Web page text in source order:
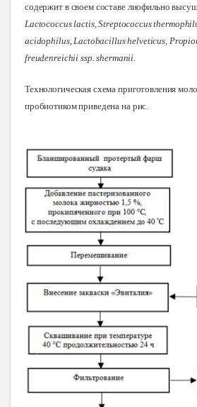
содержит в своем составе лиофильно
Lactococcus lactis,Streptococcus
acidophilus, Lactobacillus helveticus
freudenreichii ssp. shermanii
Технологическая схема приготовления
пробиотиком приведена на рис.